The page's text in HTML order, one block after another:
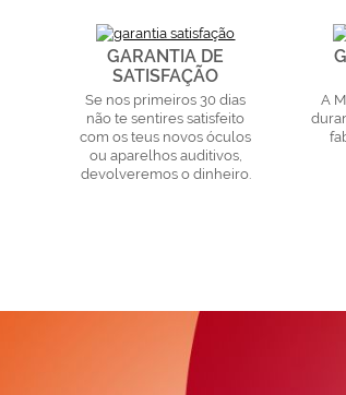
GARANTIA DE
SATISFAÇÃO
Se nos primeiros 30 dias
não te sentires satisfeito
com os teus novos óculos
ou aparelhos auditivos,
devolveremos o dinheiro.
A